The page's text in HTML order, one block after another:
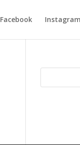
Facebook Instagram